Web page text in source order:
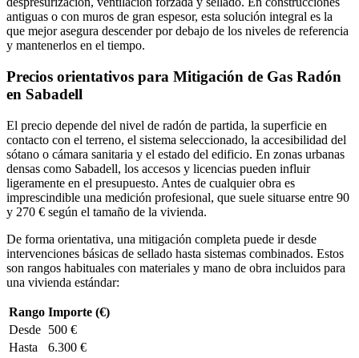
antiguas o con muros de gran espesor, esta solución integral es la
que mejor asegura descender por debajo de los niveles de referencia
y mantenerlos en el tiempo.
Precios orientativos para Mitigación de Gas Radón
en Sabadell
El precio depende del nivel de radón de partida, la superficie en
contacto con el terreno, el sistema seleccionado, la accesibilidad del
sótano o cámara sanitaria y el estado del edificio. En zonas urbanas
densas como Sabadell, los accesos y licencias pueden influir
ligeramente en el presupuesto. Antes de cualquier obra es
imprescindible una medición profesional, que suele situarse entre 90
y 270 € según el tamaño de la vivienda.
De forma orientativa, una mitigación completa puede ir desde
intervenciones básicas de sellado hasta sistemas combinados. Estos
son rangos habituales con materiales y mano de obra incluidos para
una vivienda estándar:
Rango Importe (€)
Desde 500 €
Hasta
6.300 €